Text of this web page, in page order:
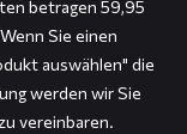
betragen 59,95
Sie einen
auswählen" die
werden wir Sie
vereinbaren.